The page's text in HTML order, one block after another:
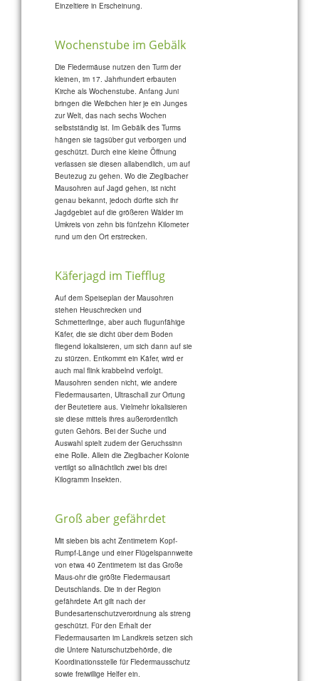
Einzeltiere in Erscheinung.
Wochenstube im Gebälk
Die Fledermäuse nutzen den Turm der
kleinen, im 17. Jahrhundert erbauten
Kirche als Wochenstube. Anfang Juni
bringen die Weibchen hier je ein Junges
zur Welt, das nach sechs Wochen
selbstständig ist. Im Gebälk des Turms
hängen sie tagsüber gut verborgen und
geschützt. Durch eine kleine Öffnung
verlassen sie diesen allabendlich, um auf
Beutezug zu gehen. Wo die Zieglbacher
Mausohren auf Jagd gehen, ist nicht
genau bekannt, jedoch dürfte sich ihr
Jagdgebiet auf die größeren Wälder im
Umkreis von zehn bis fünfzehn Kilometer
rund um den Ort erstrecken.
Käferjagd im Tiefflug
Auf dem Speiseplan der Mausohren
stehen Heuschrecken und
Schmetterlinge, aber auch flugunfähige
Käfer, die sie dicht über dem Boden
fliegend lokalisieren, um sich dann auf sie
zu stürzen. Entkommt ein Käfer, wird er
auch mal flink krabbelnd verfolgt.
Mausohren senden nicht, wie andere
Fledermausarten, Ultraschall zur Ortung
der Beutetiere aus. Vielmehr lokalisieren
sie diese mittels ihres außerordentlich
guten Gehörs. Bei der Suche und
Auswahl spielt zudem der Geruchssinn
eine Rolle. Allein die Zieglbacher Kolonie
vertilgt so allnächtlich zwei bis drei
Kilogramm Insekten.
Groß aber gefährdet
Mit sieben bis acht Zentimetern Kopf-
Rumpf-Länge und einer Flügelspannweite
von etwa 40 Zentimetern ist das Große
Maus-ohr die größte Fledermausart
Deutschlands. Die in der Region
gefährdete Art gilt nach der
Bundesartenschutzverordnung als streng
geschützt. Für den Erhalt der
Fledermausarten im Landkreis setzen sich
die Untere Naturschutzbehörde, die
Koordinationsstelle für Fledermausschutz
sowie freiwillige Helfer ein.